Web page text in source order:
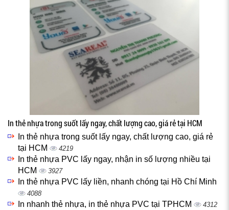
In thẻ nhựa trong suốt lấy ngay, chất lượng cao, giá rẻ tại HCM
In thẻ nhựa trong suốt lấy ngay, chất lượng cao, giá rẻ
tại HCM
4219
In thẻ nhựa PVC lấy ngay, nhận in số lượng nhiều tại
HCM
3927
In thẻ nhựa PVC lấy liền, nhanh chóng tại Hồ Chí Minh
4088
In nhanh thẻ nhựa, in thẻ nhựa PVC tại TPHCM 4312